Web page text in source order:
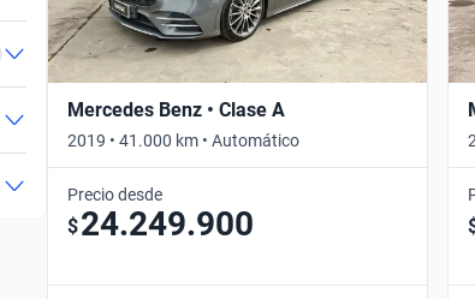
Mercedes Benz • Clase A
2019 • 41.000 km • Automático
Precio desde
$24.249.900